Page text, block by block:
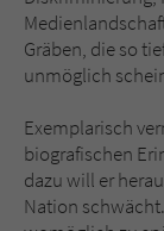
Gräben, die so
unmöglich
Exemplarisch
biografischen
dazu will er
Nation